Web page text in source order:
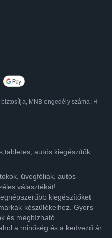
MNB engedély száma: H-
autós kiegészítők
üvegfóliák, autós
választékát!
kiegészítőket
készülékeihez. Gyors
és megbízható
a minőség és a kedvező ár